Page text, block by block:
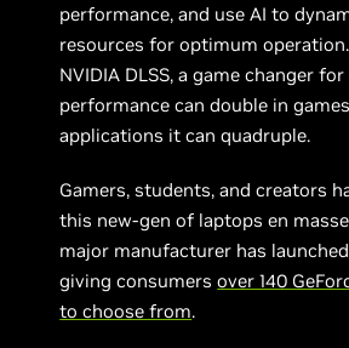
performance, and use AI to
resources for optimum
NVIDIA DLSS, a game changer
performance can double in
applications it can quadruple.
Gamers, students, and creators
this new-gen of laptops en
major manufacturer has
giving consumersover 140
to choose from.